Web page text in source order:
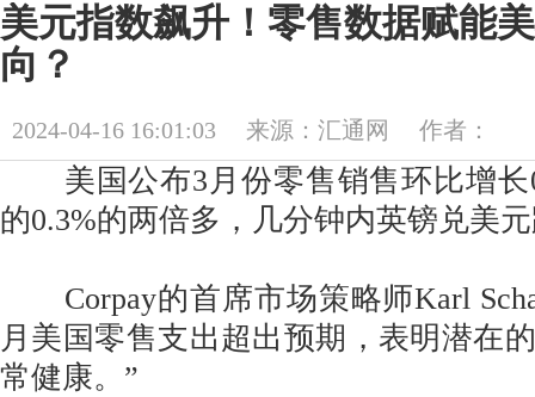
美元指数飙升！零售数据赋能
向？
2024-04-16 16:01:03 来源：汇通网 作者：
美国公布3月份零售销售环比增长
的0.3%的两倍多，几分钟内英镑兑美
Corpay的首席市场策略师Karl
月美国零售支出超出预期，表明潜在
常健康。”